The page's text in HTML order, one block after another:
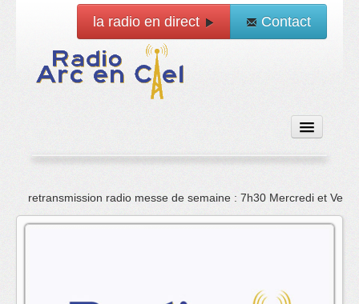
la radio en direct Contact
Accueil
Emissions
retransmission radio messe de semaine : 7h30 Mercredi et